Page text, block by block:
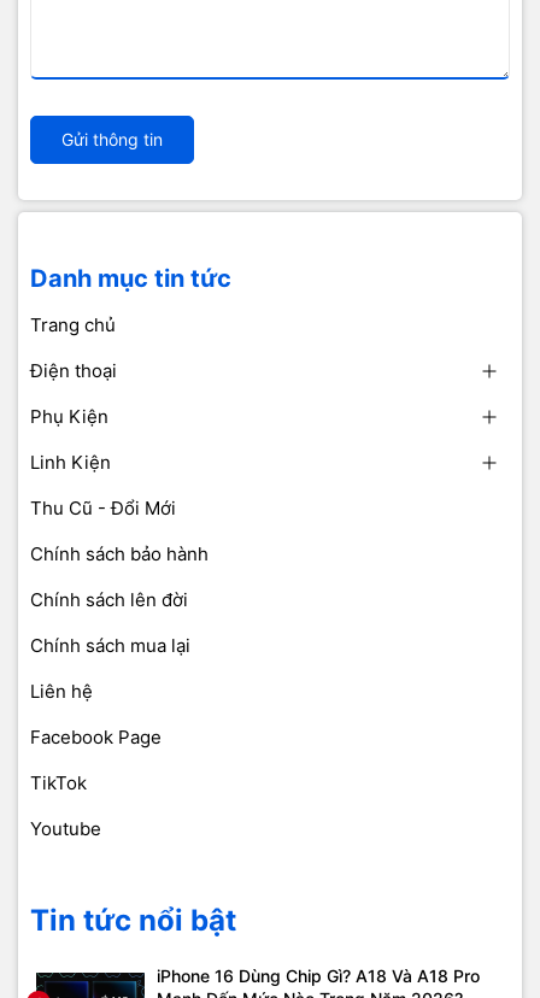
Gửi thông tin
Danh mục tin tức
Trang chủ
Điện thoại
Phụ Kiện
Linh Kiện
Thu Cũ - Đổi Mới
Chính sách bảo hành
Chính sách lên đời
Chính sách mua lại
Liên hệ
Facebook Page
TikTok
Youtube
Tin tức nổi bật
iPhone 16 Dùng Chip Gì? A18 Và A18 Pro